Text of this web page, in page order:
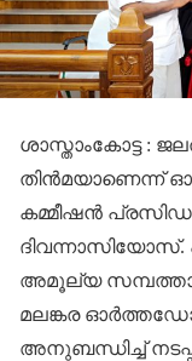
ശാസ്താംകോട്ട :
തിൻമയാണെന്ന്
കമ്മീഷൻ
ദിവന്നാസിയോസ്.
അമൂല്യ
മലങ്കര
അനുബന്ധിച്ച്